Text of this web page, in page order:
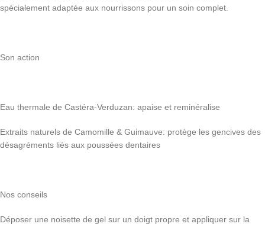
spécialement adaptée aux nourrissons pour un soin complet.
Son action
Eau thermale de Castéra-Verduzan: apaise et reminéralise
Extraits naturels de Camomille & Guimauve: protège les gencives des
désagréments liés aux poussées dentaires
Nos conseils
Déposer une noisette de gel sur un doigt propre et appliquer sur la